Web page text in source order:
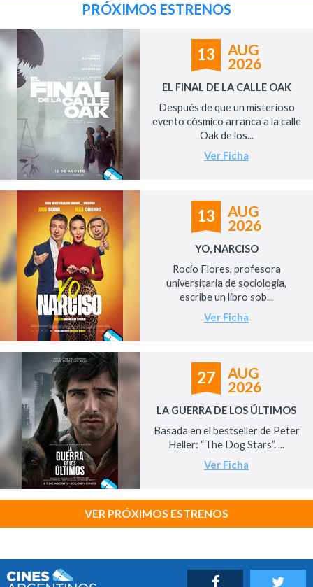
PRÓXIMOS ESTRENOS
13
AUG
2026
EL FINAL DE LA CALLE OAK
Después de que un misterioso
evento cósmico arranca a la calle
Oak de los...
Ver Ficha
13
AUG
2026
YO, NARCISO
Rocío Flores, profesora
universitaria de sociología,
escribe un libro sob...
Ver Ficha
27
AUG
2026
LA GUERRA DE LOS ÚLTIMOS
Basada en el bestseller de Peter
Heller: “The Dog Stars”. ...
Ver Ficha
VER PRÓXIMOS ESTRENOS